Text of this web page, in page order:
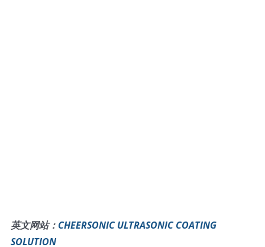
英文网站： CHEERSONIC ULTRASONIC COATING
SOLUTION